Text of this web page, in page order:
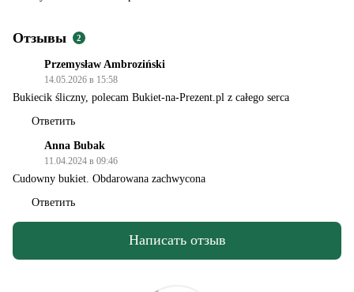
Отзывы 2
Przemysław Ambroziński
14.05.2026 в 15:58
Bukiecik śliczny, polecam Bukiet-na-Prezent.pl z całego serca
Ответить
Anna Bubak
11.04.2024 в 09:46
Cudowny bukiet. Obdarowana zachwycona
Ответить
Написать отзыв